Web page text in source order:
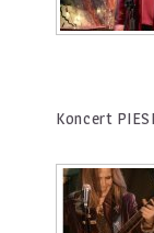
Koncert